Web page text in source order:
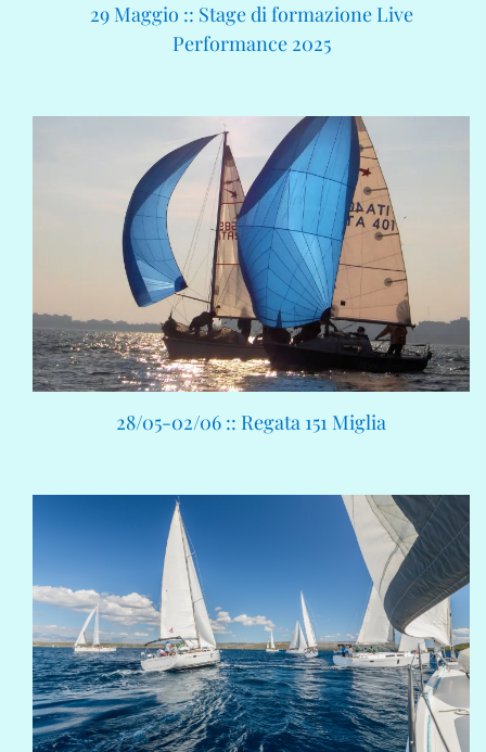
29 Maggio :: Stage di formazione Live
Performance 2025
28/05-02/06 :: Regata 151 Miglia